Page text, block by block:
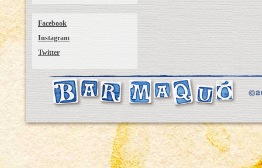
Facebook
Instagram
Twitter